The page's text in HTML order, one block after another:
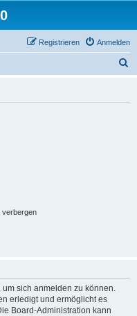
Anmelden
Registrieren
verbergen
sich anmelden zu können.
erledigt und ermöglicht es
Board-Administration kann